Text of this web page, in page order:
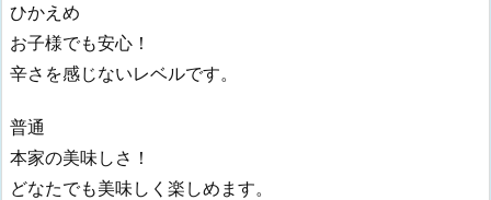
ひかえめ
お子様でも安心！
辛さを感じないレベルです。
普通
本家の美味しさ！
どなたでも美味しく楽しめます。